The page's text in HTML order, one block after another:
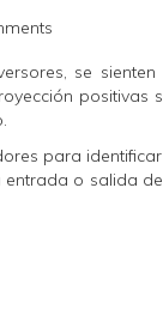
se
para
o salida